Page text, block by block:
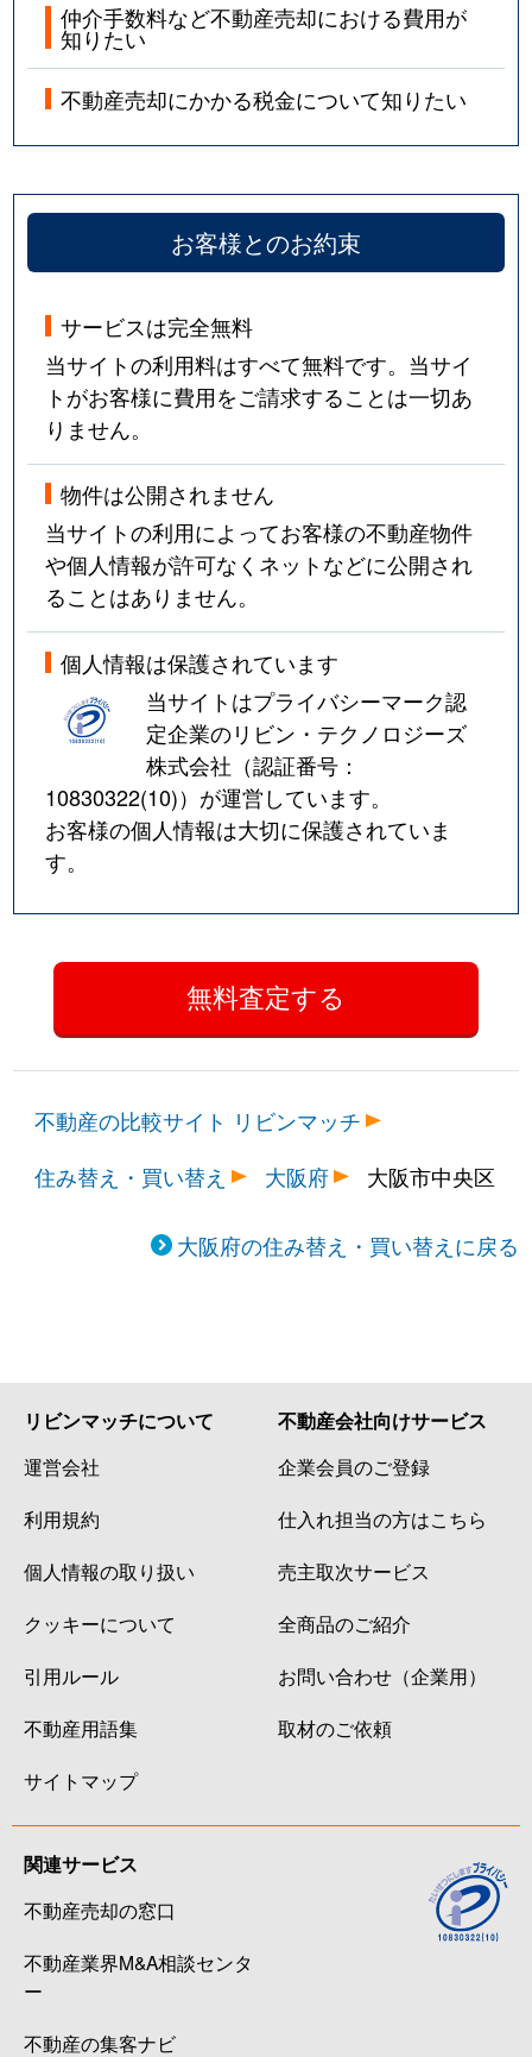
仲介手数料など不動産売却における費用が
知りたい
不動産売却にかかる税金について知りたい
お客様とのお約束
サービスは完全無料
当サイトの利用料はすべて無料です。当サイ
トがお客様に費用をご請求することは一切あ
りません。
物件は公開されません
当サイトの利用によってお客様の不動産物件
や個人情報が許可なくネットなどに公開され
ることはありません。
個人情報は保護されています
当サイトはプライバシーマーク認
定企業のリビン・テクノロジーズ
株式会社（認証番号：
10830322(10)）が運営しています。
お客様の個人情報は大切に保護されていま
す。
不動産の比較サイト リビンマッチ
住み替え・買い替え
大阪府 大阪市中央区
大阪府の住み替え・買い替えに戻る
リビンマッチについて
運営会社
利用規約
個人情報の取り扱い
クッキーについて
引用ルール
不動産用語集
サイトマップ
不動産会社向けサービス
企業会員のご登録
仕入れ担当の方はこちら
売主取次サービス
全商品のご紹介
お問い合わせ（企業用）
取材のご依頼
関連サービス
不動産売却の窓口
不動産業界M&A相談センタ
ー
不動産の集客ナビ